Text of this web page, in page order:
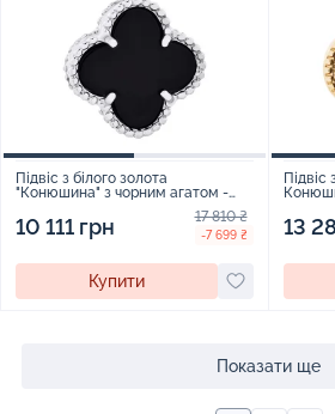
Підвіс з білого золота
"Конюшина" з чорним агатом -
10 111 грн 17 810 ₴
-7 699 ₴
Купити
Підвіс
13
Показати ще